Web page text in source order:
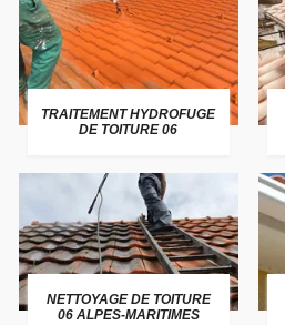
TRAITEMENT HYDROFUGE
DE TOITURE 06
NETTOYAGE DE TOITURE
06 ALPES-MARITIMES